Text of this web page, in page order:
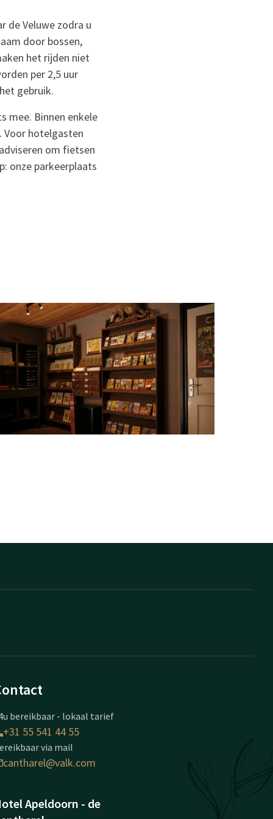
de Veluwe zodra u
door bossen,
het rijden niet
per 2,5 uur
gebruik.
mee. Binnen enkele
Voor hotelgasten
om fietsen
onze parkeerplaats
bereikbaar - lokaal tarief
+31 55 541 44 55
via mail
cantharel@valk.com
Apeldoorn - de